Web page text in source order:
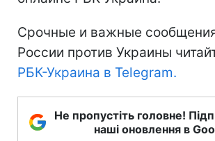
Срочные и важные
России против Украины
РБК-Украина в Telegram.
Не пропустіть головне!
наші оновлення в